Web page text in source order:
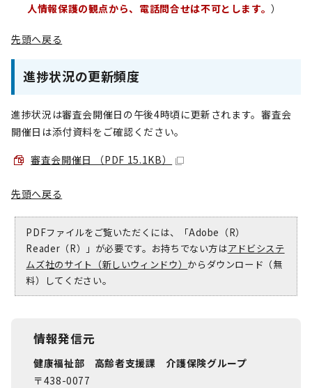
人情報保護の観点から、電話問合せは不可とします。）
先頭へ戻る
進捗状況の更新頻度
進捗状況は審査会開催日の午後4時頃に更新されます。審査会
開催日は添付資料をご確認ください。
審査会開催日 （PDF 15.1KB）
先頭へ戻る
PDFファイルをご覧いただくには、「Adobe（R）
Reader（R）」が必要です。お持ちでない方はアドビシステ
ムズ社のサイト（新しいウィンドウ） からダウンロード（無
料）してください。
情報発信元
健康福祉部 高齢者支援課 介護保険グループ
〒438-0077